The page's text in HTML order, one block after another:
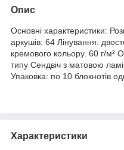
Опис
Основні характеристики:
аркушів: 64 Лінування:
кремового кольору. 60 г/м²
типу Сендвіч з матовою
Упаковка: по 10 блокнотів
Характеристики